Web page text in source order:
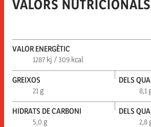
VALORS NUTRICIONALS
VALOR ENERGÈTIC
1287 kj / 309 kcal
GREIXOS
21 g
DELS
8,1
HIDRATS DE CARBONI
5,0 g
DELS
2,8